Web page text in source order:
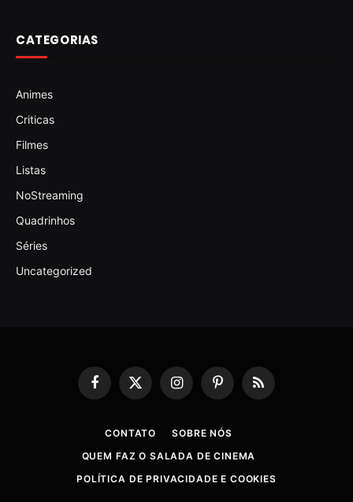
CATEGORIAS
Animes
Criticas
Filmes
Listas
NoStreaming
Quadrinhos
Séries
Uncategorized
Facebook
X
(Twitter)
InstagramPinterestRSS
CONTATO
SOBRE NÓS
QUEM FAZ O SALADA DE CINEMA
POLÍTICA DE PRIVACIDADE E COOKIES